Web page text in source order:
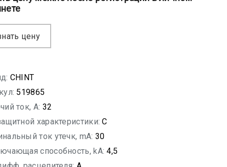
цену
CHINT
519865
ток, A: 32
характеристики: C
ток утечк, mA: 30
способность, kA: 4,5